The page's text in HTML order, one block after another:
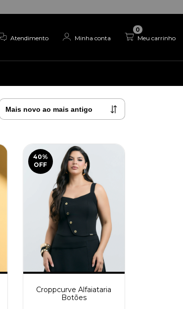
Atendimento Minha conta Meu carrinho
0
40%
OFF
Croppcurve Alfaiataria
Botões